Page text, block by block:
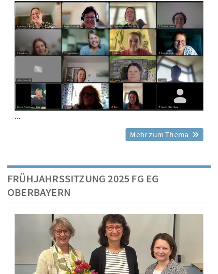
...
Mehr zum Thema
FRÜHJAHRSSITZUNG 2025 FG EG
OBERBAYERN